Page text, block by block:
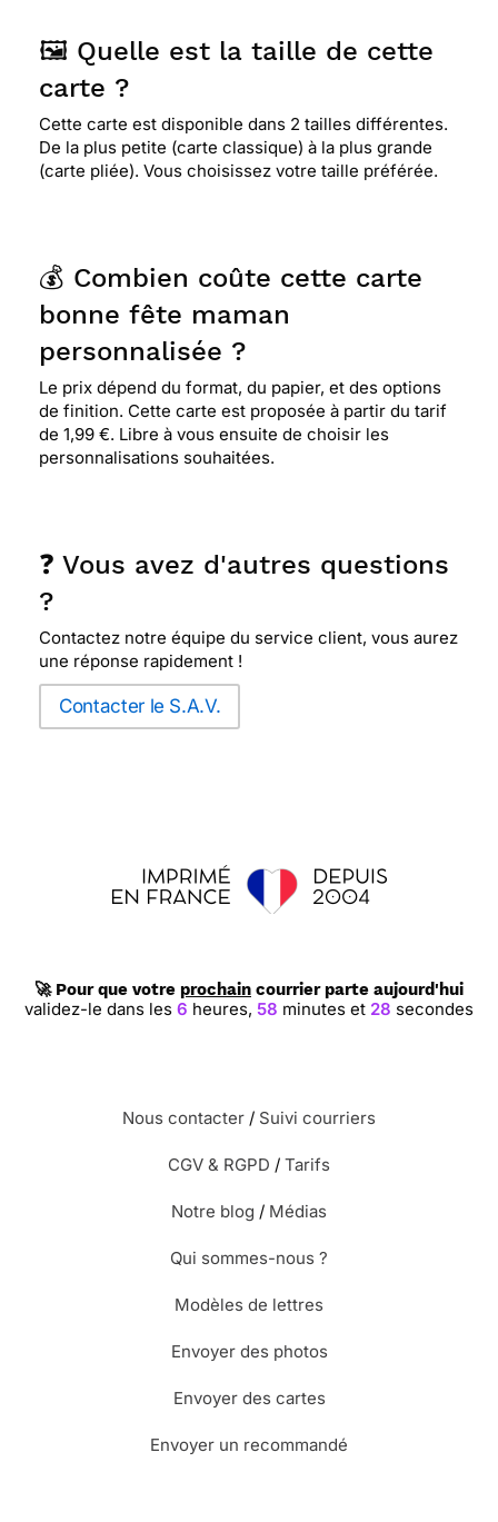
🖼️ Quelle est la taille de cette
carte ?
Cette carte est disponible dans 2 tailles différentes.
De la plus petite (carte classique) à la plus grande
(carte pliée). Vous choisissez votre taille préférée.
💰 Combien coûte cette carte
bonne fête maman
personnalisée ?
Le prix dépend du format, du papier, et des options
de finition. Cette carte est proposée à partir du tarif
de 1,99 €. Libre à vous ensuite de choisir les
personnalisations souhaitées.
❓ Vous avez d'autres questions
?
Contactez notre équipe du service client, vous aurez
une réponse rapidement !
Contacter le S.A.V.
🚀 Pour que votre prochain courrier parte aujourd'hui
validez-le dans les6 heures,58 minutes et 27 secondes
Nous contacter / Suivi courriers
CGV & RGPD / Tarifs
Notre blog / Médias
Qui sommes-nous ?
Modèles de lettres
Envoyer des photos
Envoyer des cartes
Envoyer un recommandé